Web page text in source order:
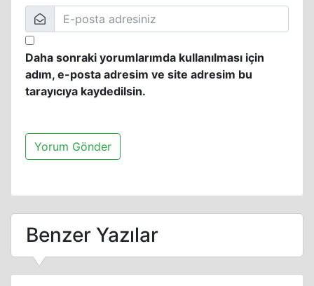
Daha sonraki yorumlarımda kullanılması için
adım, e-posta adresim ve site adresim bu
tarayıcıya kaydedilsin.
Benzer Yazılar